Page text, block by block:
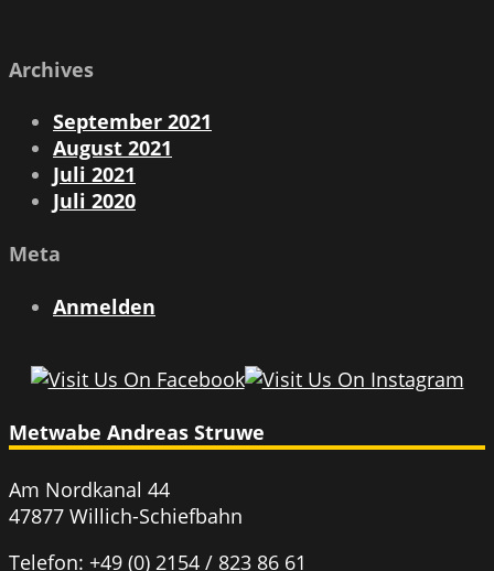
Archives
September 2021
August 2021
Juli 2021
Juli 2020
Meta
Anmelden
Metwabe Andreas Struwe
Am Nordkanal 44
47877 Willich-Schiefbahn
Telefon: +49 (0) 2154 / 823 86 61